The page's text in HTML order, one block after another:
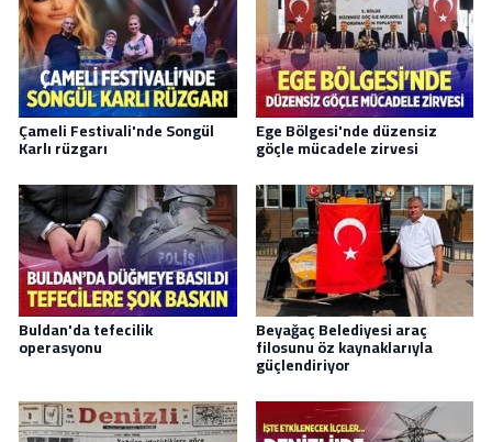
Çameli Festivali'nde Songül
Karlı rüzgarı
Ege Bölgesi'nde düzensiz
göçle mücadele zirvesi
Buldan'da tefecilik
operasyonu
Beyağaç Belediyesi araç
filosunu öz kaynaklarıyla
güçlendiriyor